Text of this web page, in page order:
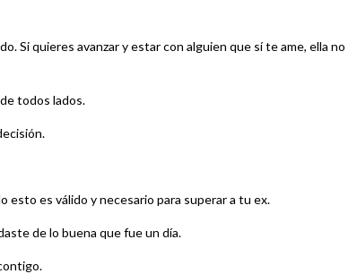
Si quieres avanzar y estar con alguien que sí te ame, ella no
todos lados.
esto es válido y necesario para superar a tu ex.
de lo buena que fue un día.